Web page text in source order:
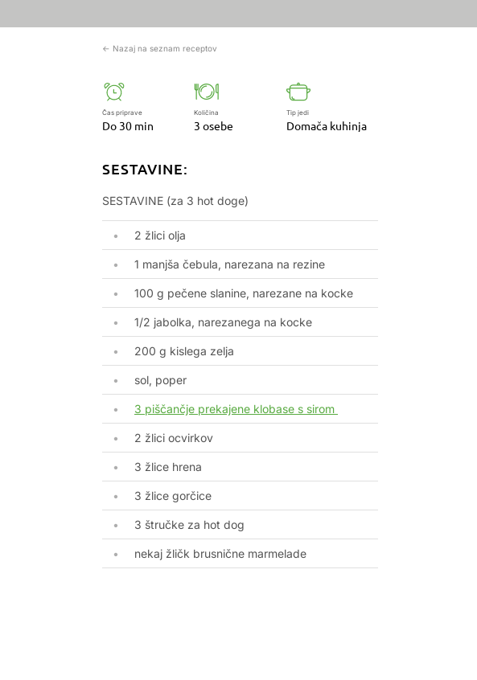
← Nazaj na seznam receptov
Čas priprave
Do 30 min
Količina
3 osebe
Tip jedi
Domača kuhinja
SESTAVINE:
SESTAVINE (za 3 hot doge)
2 žlici olja
1 manjša čebula, narezana na rezine
100 g pečene slanine, narezane na kocke
1/2 jabolka, narezanega na kocke
200 g kislega zelja
sol, poper
3 piščančje prekajene klobase s sirom
2 žlici ocvirkov
3 žlice hrena
3 žlice gorčice
3 štručke za hot dog
nekaj žličk brusnične marmelade